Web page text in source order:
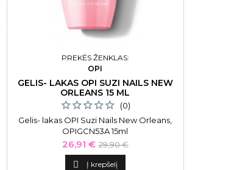
PREKĖS ŽENKLAS:
OPI
GELIS- LAKAS OPI SUZI NAILS NEW
ORLEANS 15 ML
(0)
Gelis- lakas OPI Suzi Nails New Orleans,
OPIGCN53A 15ml
Kaina
26,91 € Bazinė
kaina
29,90 €
 Į krepšelį